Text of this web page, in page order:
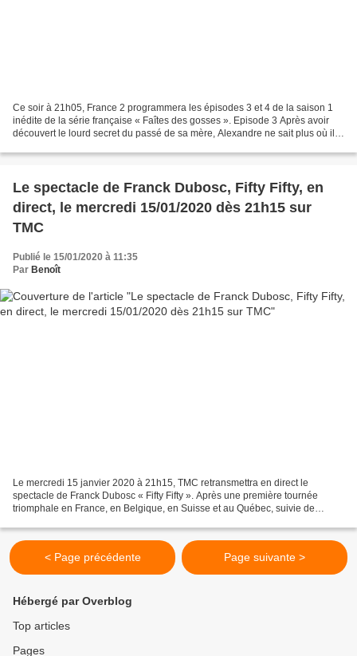
Ce soir à 21h05, France 2 programmera les épisodes 3 et 4 de la saison 1
inédite de la série française « Faîtes des gosses ». Episode 3 Après avoir
découvert le lourd secret du passé de sa mère, Alexandre ne sait plus où il
Le spectacle de Franck Dubosc, Fifty Fifty, en
direct, le mercredi 15/01/2020 dès 21h15 sur
TMC
Publié le 15/01/2020 à 11:35
Par Benoît
Le mercredi 15 janvier 2020 à 21h15, TMC retransmettra en direct le
spectacle de Franck Dubosc « Fifty Fifty ». Après une première tournée
triomphale en France, en Belgique, en Suisse et au Québec, suivie de
< Page précédente Page suivante >
Hébergé par Overblog
Top articles
Pages